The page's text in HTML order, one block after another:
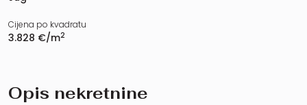
Cijena po kvadratu
3.828 €/m2
Opis nekretnine